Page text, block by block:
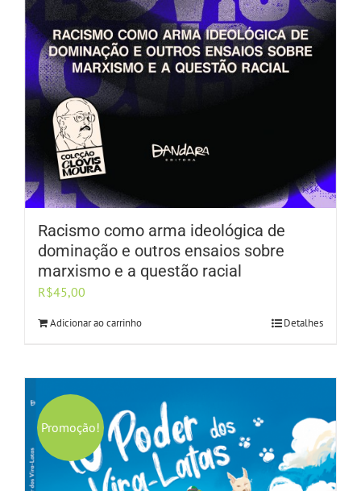
Racismo como arma ideológica de
dominação e outros ensaios sobre
marxismo e a questão racial
R$45,00
Adicionar ao carrinho Detalhes
Promoção!